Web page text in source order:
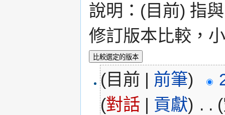
說明：(目前) 指
修訂版本比較，
(目前 | 前筆)
(對話 | 貢獻) . .